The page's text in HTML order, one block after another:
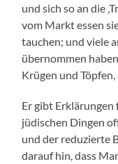
und sich so an die
vom Markt essen
tauchen; und viele
übernommen
Krügen und Töpfen,
Er gibt Erklärungen
jüdischen Dingen
und der reduzierte
darauf hin, dass